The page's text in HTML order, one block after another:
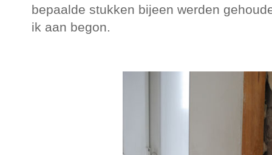
bepaalde stukken bijeen werden
ik aan begon.